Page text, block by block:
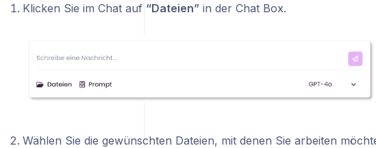
Klicken Sie im Chat auf “Dateien”in der Chat Box.
Wählen Sie die gewünschten Dateien, mit denen Sie arbeiten